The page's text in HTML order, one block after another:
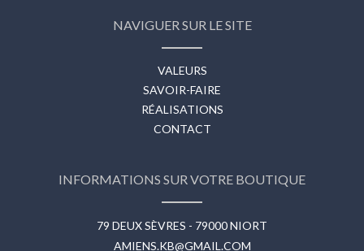
NAVIGUER SUR LE SITE
VALEURS
SAVOIR-FAIRE
RÉALISATIONS
CONTACT
INFORMATIONS SUR VOTRE BOUTIQUE
79 DEUX SÈVRES - 79000 NIORT
AMIENS.KB@GMAIL.COM